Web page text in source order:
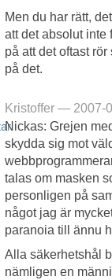
Men du har rätt,
att det absolut inte
på att det oftast
på det.
Kristoffer — 2007-
Nickas: Grejen
skydda sig mot
talas om masken
personligen på
något jag är
paranoia till ännu
Alla säkerhetshål
nämligen en